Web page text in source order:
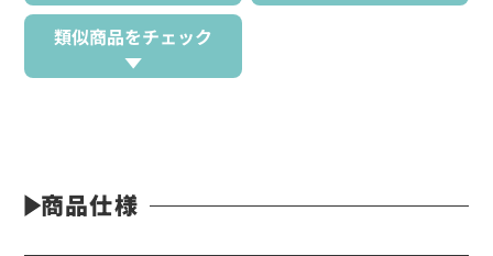
類似商品をチェック
商品仕様